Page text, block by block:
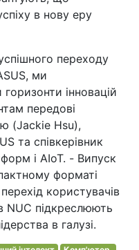
в нову еру
переходу
ми
інновацій
передові
(Jackie Hsu),
та співкерівник
і AIoT. - Випуск
форматі
користувачів
NUC підкреслюють
в галузі.